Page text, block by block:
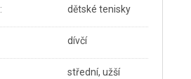
: dětské tenisky
dívčí
střední, užší